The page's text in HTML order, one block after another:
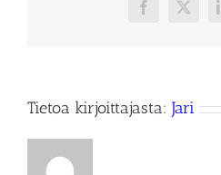
Facebook
X
Tietoa kirjoittajasta: Jari